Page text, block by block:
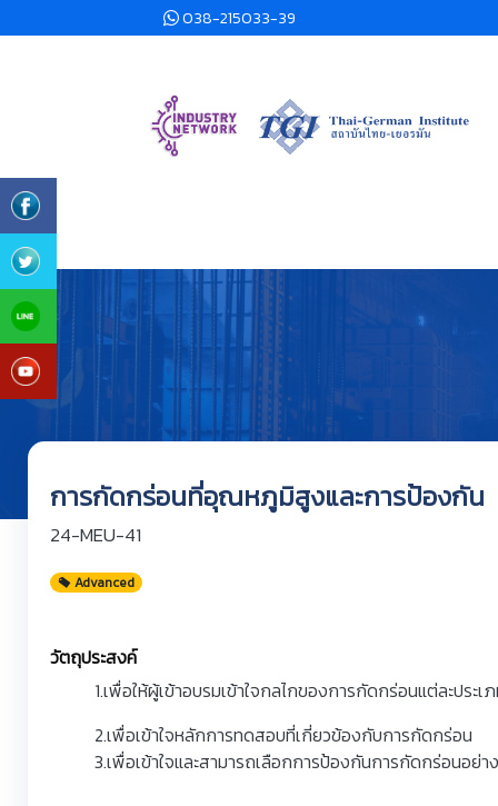
038-215033-39
การกัดกร่อนที่อุณหภูมิสูงและการป้องกัน
24-MEU-41
Advanced
วัตถุประสงค์
1.เพื่อให้ผู้เข้าอบรมเข้าใจกลไกของการกัดกร่อนแต่ละประเ
2.เพื่อเข้าใจหลักการทดสอบที่เกี่ยวข้องกับการกัดกร่อน
3.เพื่อเข้าใจและสามารถเลือกการป้องกันการกัดกร่อนอย่